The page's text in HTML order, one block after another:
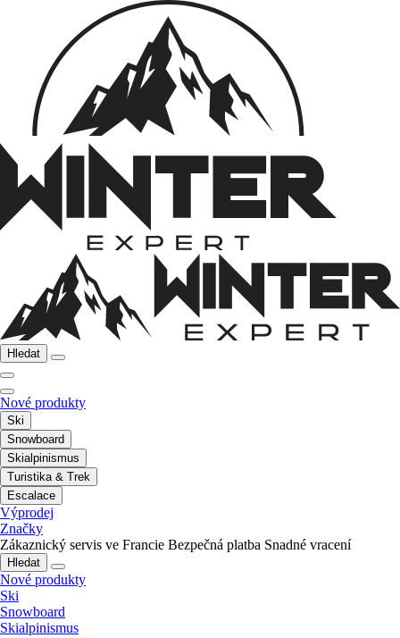
Hledat
Nové produkty
Ski
Snowboard
Skialpinismus
Turistika & Trek
Escalace
Výprodej
Značky
Zákaznický servis ve Francie Bezpečná platba Snadné vracení
Hledat
Nové produkty
Ski
Snowboard
Skialpinismus